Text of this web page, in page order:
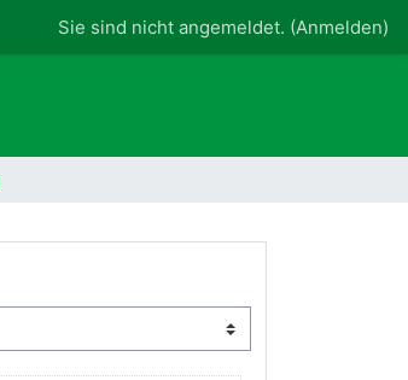
Sie sind nicht angemeldet. (Anmelden)